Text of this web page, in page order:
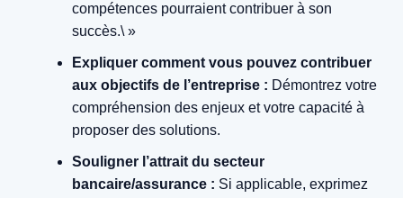
compétences pourraient contribuer à son
succès.\ »
Expliquer comment vous pouvez contribuer
aux objectifs de l’entreprise : Démontrez votre
compréhension des enjeux et votre capacité à
proposer des solutions.
Souligner l’attrait du secteur
bancaire/assurance : Si applicable, exprimez